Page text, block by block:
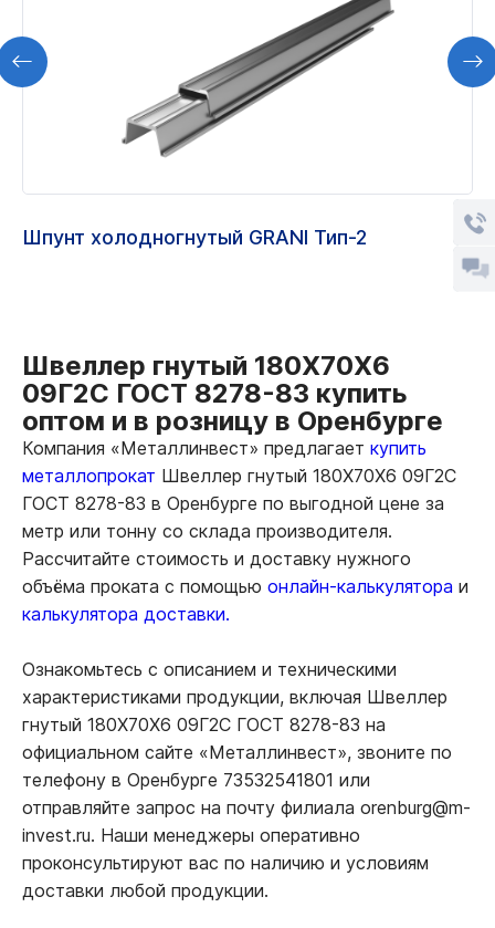
Шпунт холодногнутый GRANI Тип-2
Швеллер гнутый 180Х70Х6
09Г2С ГОСТ 8278-83 купить
оптом и в розницу в Оренбурге
Компания «Металлинвест» предлагает купить
металлопрокат Швеллер гнутый 180Х70Х6 09Г2С
ГОСТ 8278-83 в Оренбурге по выгодной цене за
метр или тонну со склада производителя.
Рассчитайте стоимость и доставку нужного
объёма проката с помощью онлайн-калькулятора и
калькулятора доставки.
Ознакомьтесь с описанием и техническими
характеристиками продукции, включая Швеллер
гнутый 180Х70Х6 09Г2С ГОСТ 8278-83 на
официальном сайте «Металлинвест», звоните по
телефону в Оренбурге 73532541801 или
отправляйте запрос на почту филиала orenburg@m-
invest.ru. Наши менеджеры оперативно
проконсультируют вас по наличию и условиям
доставки любой продукции.